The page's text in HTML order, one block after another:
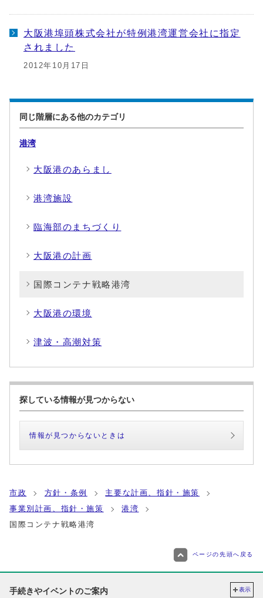
大阪港埠頭株式会社が特例港湾運営会社に指定
されました
2012年10月17日
同じ階層にある他のカテゴリ
港湾
大阪港のあらまし
港湾施設
臨海部のまちづくり
大阪港の計画
国際コンテナ戦略港湾
大阪港の環境
津波・高潮対策
探している情報が見つからない
情報が見つからないときは
市政 方針・条例
主要な計画、指針・施策
事業別計画、指針・施策
港湾
国際コンテナ戦略港湾
ページの先頭へ戻る
手続きやイベントのご案内 表示